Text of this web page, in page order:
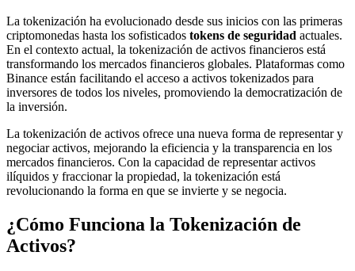
La tokenización ha evolucionado desde sus inicios con las primeras
criptomonedas hasta los sofisticados tokens de seguridad actuales.
En el contexto actual, la tokenización de activos financieros está
transformando los mercados financieros globales. Plataformas como
Binance están facilitando el acceso a activos tokenizados para
inversores de todos los niveles, promoviendo la democratización de
la inversión.
La tokenización de activos ofrece una nueva forma de representar y
negociar activos, mejorando la eficiencia y la transparencia en los
mercados financieros. Con la capacidad de representar activos
ilíquidos y fraccionar la propiedad, la tokenización está
revolucionando la forma en que se invierte y se negocia.
¿Cómo Funciona la Tokenización de
Activos?